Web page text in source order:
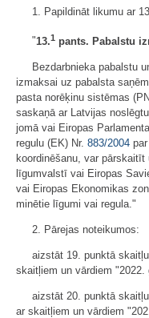
1. Papildināt likumu ar
"13.1 pants. Pabalstu
Bezdarbnieka pabalstu
izmaksai uz pabalsta
pasta norēķinu sistēmas
saskaņā ar Latvijas
jomā vai Eiropas
regulu (EK) Nr. 883/2004
koordinēšanu, var
līgumvalstī vai Eiropas
vai Eiropas Ekonomikas
minētie līgumi vai regula."
2. Pārejas noteikumos:
aizstāt 19. punktā
skaitļiem un vārdiem "2022.
aizstāt 20. punktā
ar skaitļiem un vārdiem